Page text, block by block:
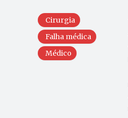
Cirurgia
Falha médica
Médico